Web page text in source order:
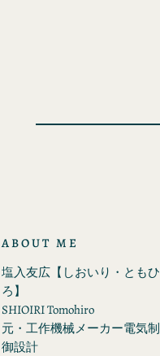
ABOUT ME
塩入友広【しおいり・ともひ
ろ】
SHIOIRI Tomohiro
元・工作機械メーカー電気制
御設計